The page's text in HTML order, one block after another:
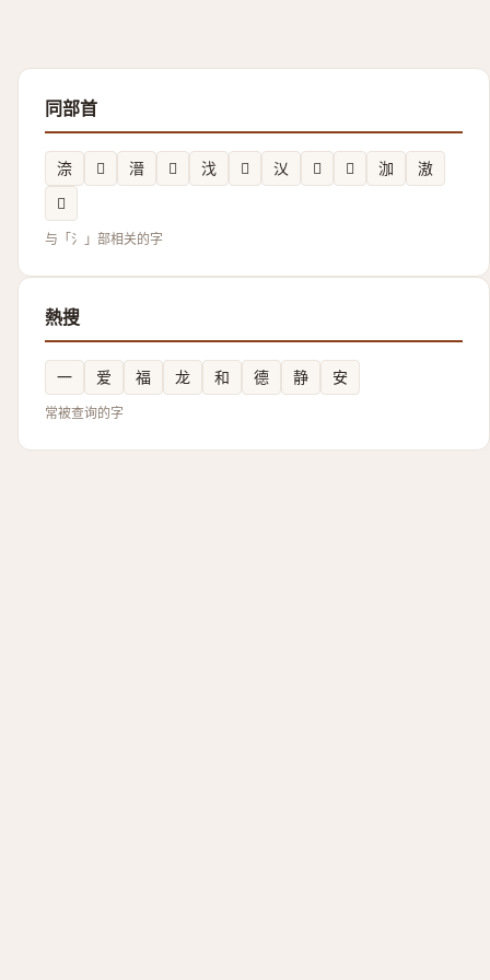
同部首
㴎 𱥴 溍 𣽥 㳀 𣽩 㲼 𲩻 𣾣 泇
滶
𱦲
与「氵」部相关的字
熱搜
一 爱 福 龙 和 德 静 安
常被查询的字